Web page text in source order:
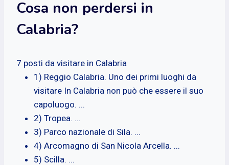
Cosa non perdersi in
Calabria?
7 posti da visitare in Calabria
1) Reggio Calabria. Uno dei primi luoghi da
visitare In Calabria non può che essere il suo
capoluogo. ...
2) Tropea. ...
3) Parco nazionale di Sila. ...
4) Arcomagno di San Nicola Arcella. ...
5) Scilla. ...